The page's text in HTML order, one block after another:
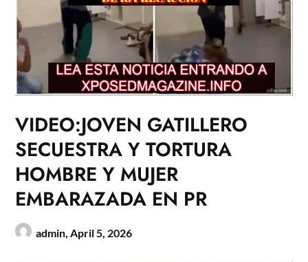
VIDEO:JOVEN GATILLERO
SECUESTRA Y TORTURA
HOMBRE Y MUJER
EMBARAZADA EN PR
admin,April 5, 2026